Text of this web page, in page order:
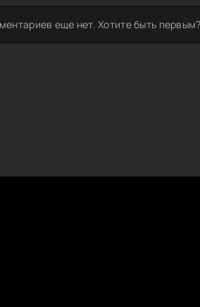
еще нет. Хотите быть первым?